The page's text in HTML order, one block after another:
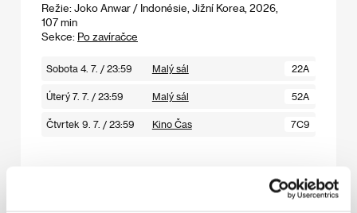
Režie: Joko Anwar / Indonésie, Jižní Korea, 2026,
107 min
Sekce: Po zavíračce
Sobota 4. 7. / 23:59 Malý sál 22A
Úterý 7. 7. / 23:59 Malý sál 52A
Čtvrtek 9. 7. / 23:59 Kino Čas 7C9